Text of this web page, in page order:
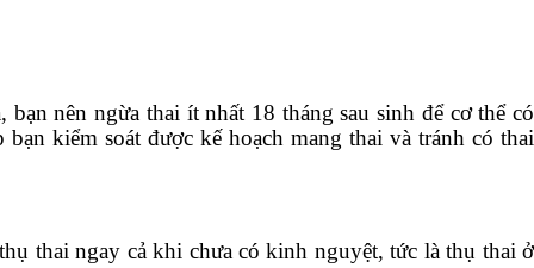
nên ngừa thai ít nhất 18 tháng sau sinh để cơ thể có
kiểm soát được kế hoạch mang thai và tránh có thai
thai ngay cả khi chưa có kinh nguyệt, tức là thụ thai ở